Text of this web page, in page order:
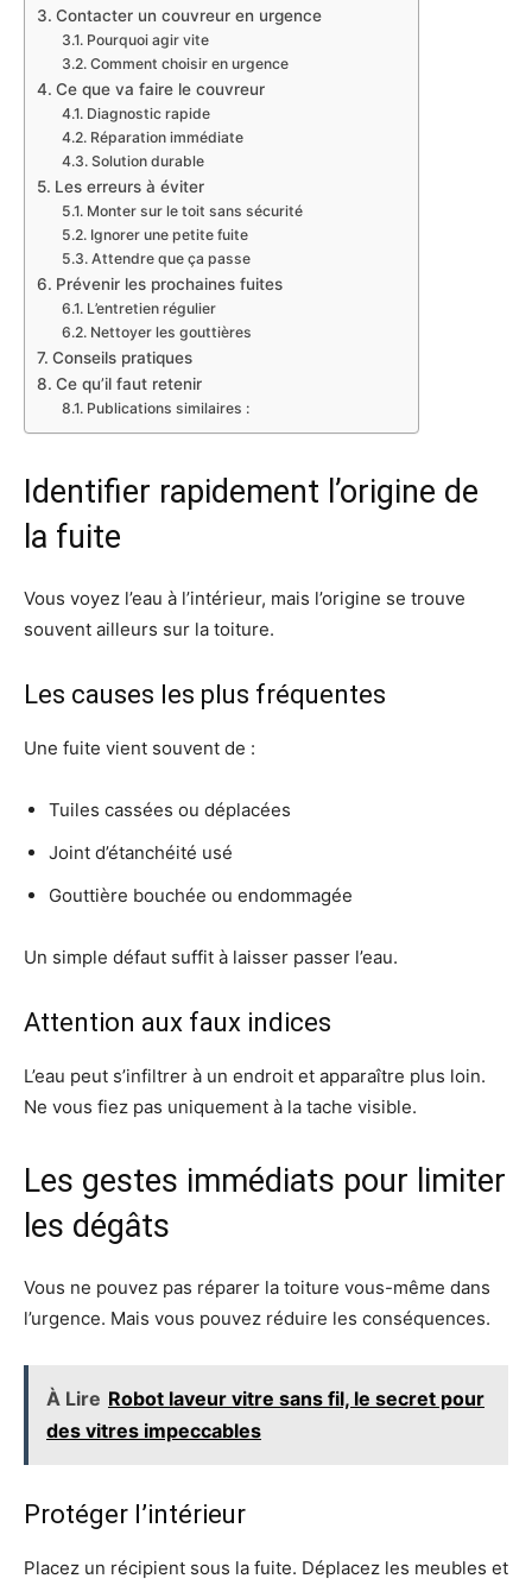
Contacter un couvreur en urgence
Pourquoi agir vite
Comment choisir en urgence
Ce que va faire le couvreur
Diagnostic rapide
Réparation immédiate
Solution durable
Les erreurs à éviter
Monter sur le toit sans sécurité
Ignorer une petite fuite
Attendre que ça passe
Prévenir les prochaines fuites
L’entretien régulier
Nettoyer les gouttières
Conseils pratiques
Ce qu’il faut retenir
Publications similaires :
Identifier rapidement l’origine de
la fuite
Vous voyez l’eau à l’intérieur, mais l’origine se trouve
souvent ailleurs sur la toiture.
Les causes les plus fréquentes
Une fuite vient souvent de :
Tuiles cassées ou déplacées
Joint d’étanchéité usé
Gouttière bouchée ou endommagée
Un simple défaut suffit à laisser passer l’eau.
Attention aux faux indices
L’eau peut s’infiltrer à un endroit et apparaître plus loin.
Ne vous fiez pas uniquement à la tache visible.
Les gestes immédiats pour limiter
les dégâts
Vous ne pouvez pas réparer la toiture vous-même dans
l’urgence. Mais vous pouvez réduire les conséquences.
À Lire Robot laveur vitre sans fil, le secret pour
des vitres impeccables
Protéger l’intérieur
Placez un récipient sous la fuite. Déplacez les meubles et